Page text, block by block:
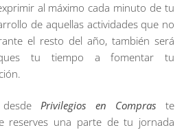
al máximo cada minuto de tu
de aquellas actividades que no
el resto del año, también será
tu tiempo a fomentar tu
desdePrivilegios en Compras te
reserves una parte de tu jornada